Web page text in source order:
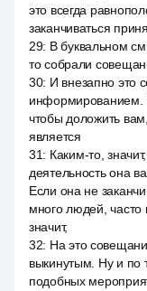
это всегда
заканчиваться
29: В буквальном
то собрали
30: И внезапно это
информированием.
чтобы доложить
является
31: Каким-то,
деятельность она
Если она не
много людей, часто
значит,
32: На это
выкинутым. Ну и по
подобных